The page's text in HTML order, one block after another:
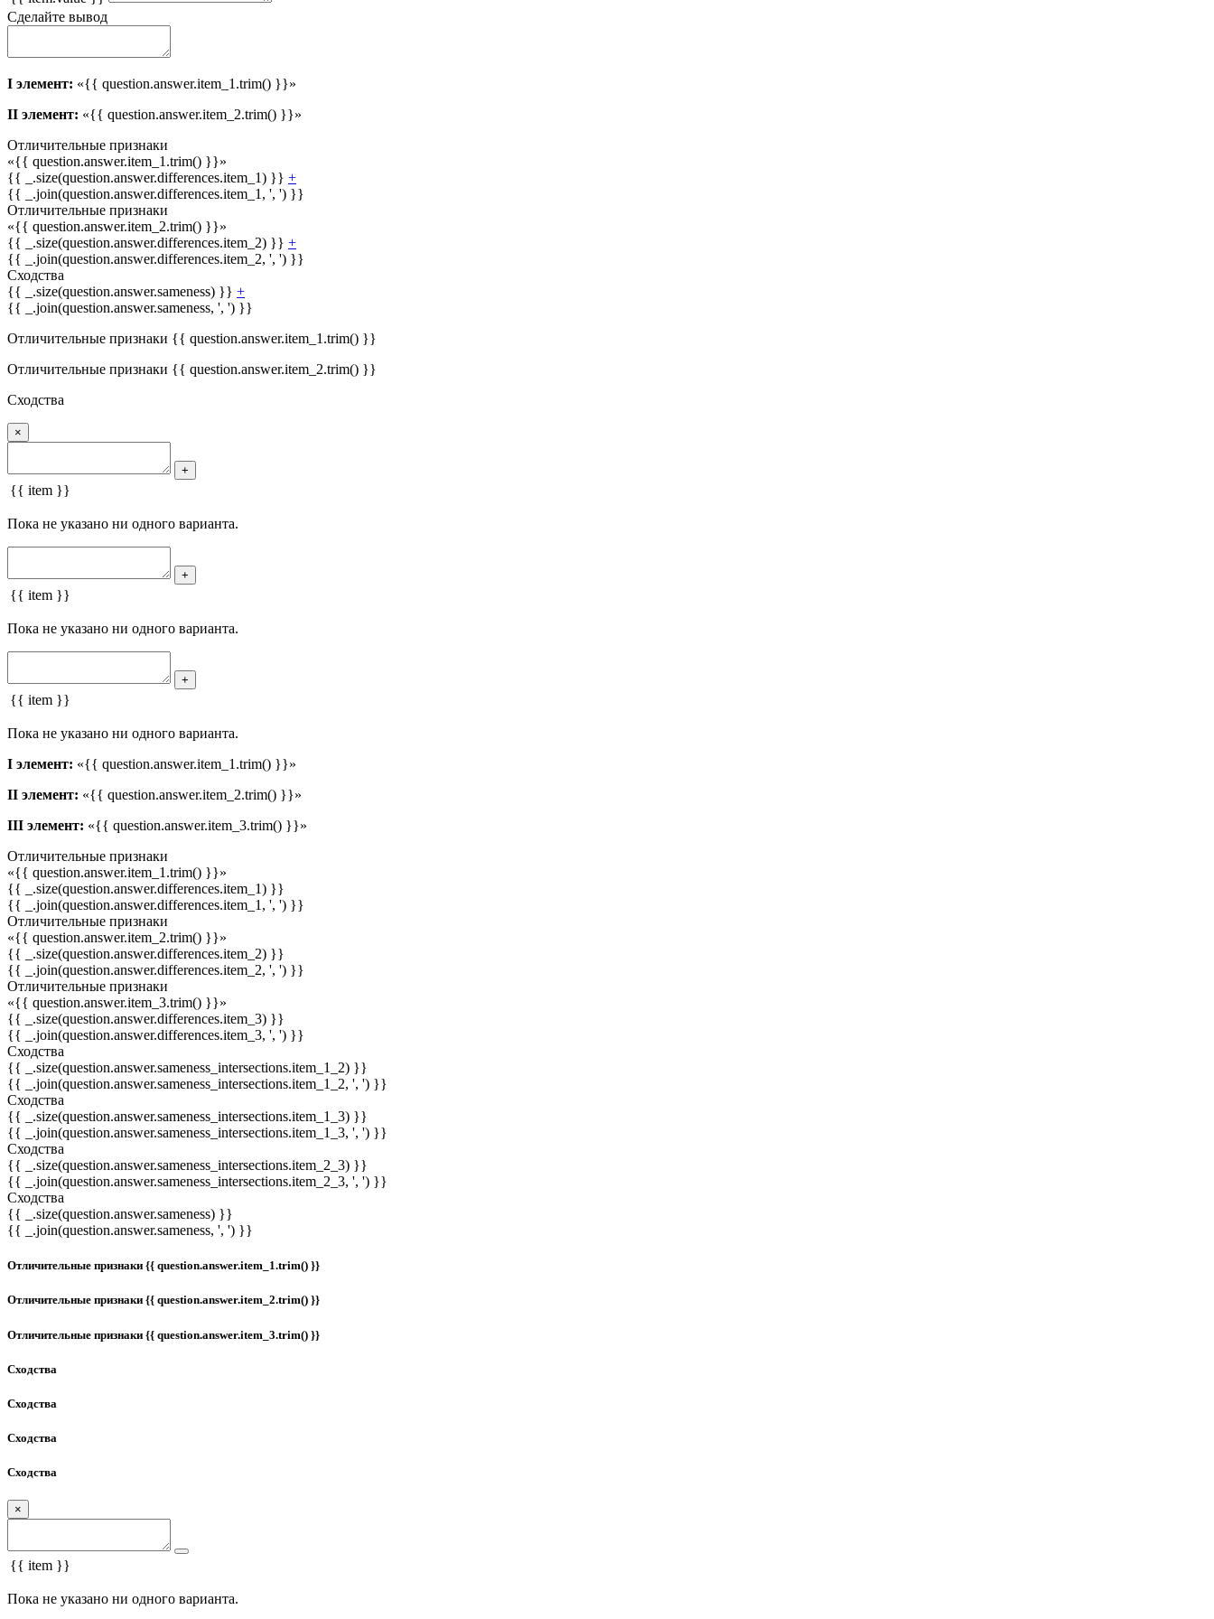
Сделайте вывод
I элемент: «{{ question.answer.item_1.trim() }}»
II элемент: «{{ question.answer.item_2.trim() }}»
Отличительные признаки
«{{ question.answer.item_1.trim() }}»
{{ _.size(question.answer.differences.item_1) }} +
{{ _.join(question.answer.differences.item_1, ', ') }}
Отличительные признаки
«{{ question.answer.item_2.trim() }}»
{{ _.size(question.answer.differences.item_2) }} +
{{ _.join(question.answer.differences.item_2, ', ') }}
Сходства
{{ _.size(question.answer.sameness) }} +
{{ _.join(question.answer.sameness, ', ') }}
Отличительные признаки {{ question.answer.item_1.trim() }}
Отличительные признаки {{ question.answer.item_2.trim() }}
Сходства
×
+
{{ item }}
Пока не указано ни одного варианта.
+
{{ item }}
Пока не указано ни одного варианта.
+
{{ item }}
Пока не указано ни одного варианта.
I элемент: «{{ question.answer.item_1.trim() }}»
II элемент: «{{ question.answer.item_2.trim() }}»
III элемент: «{{ question.answer.item_3.trim() }}»
Отличительные признаки
«{{ question.answer.item_1.trim() }}»
{{ _.size(question.answer.differences.item_1) }}
{{ _.join(question.answer.differences.item_1, ', ') }}
Отличительные признаки
«{{ question.answer.item_2.trim() }}»
{{ _.size(question.answer.differences.item_2) }}
{{ _.join(question.answer.differences.item_2, ', ') }}
Отличительные признаки
«{{ question.answer.item_3.trim() }}»
{{ _.size(question.answer.differences.item_3) }}
{{ _.join(question.answer.differences.item_3, ', ') }}
Сходства
{{ _.size(question.answer.sameness_intersections.item_1_2) }}
{{ _.join(question.answer.sameness_intersections.item_1_2, ', ') }}
Сходства
{{ _.size(question.answer.sameness_intersections.item_1_3) }}
{{ _.join(question.answer.sameness_intersections.item_1_3, ', ') }}
Сходства
{{ _.size(question.answer.sameness_intersections.item_2_3) }}
{{ _.join(question.answer.sameness_intersections.item_2_3, ', ') }}
Сходства
{{ _.size(question.answer.sameness) }}
{{ _.join(question.answer.sameness, ', ') }}
Отличительные признаки {{ question.answer.item_1.trim() }}
Отличительные признаки {{ question.answer.item_2.trim() }}
Отличительные признаки {{ question.answer.item_3.trim() }}
Сходства
Сходства
Сходства
Сходства
×
{{ item }}
Пока не указано ни одного варианта.